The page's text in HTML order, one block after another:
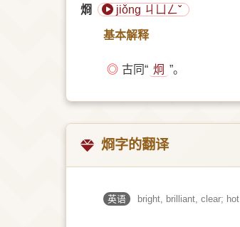
烱 jiǒng ㄐㄩㄥˇ
基本解释
◎ 古同“ 炯 ”。
烱字的翻译
英语 bright, brilliant, clear; hot